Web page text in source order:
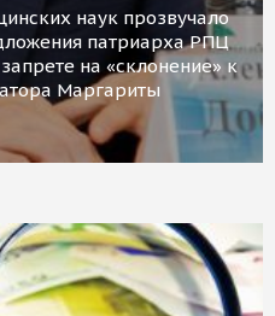
наук прозвучало
патриарха РПЦ
на «склонение» к
Маргариты